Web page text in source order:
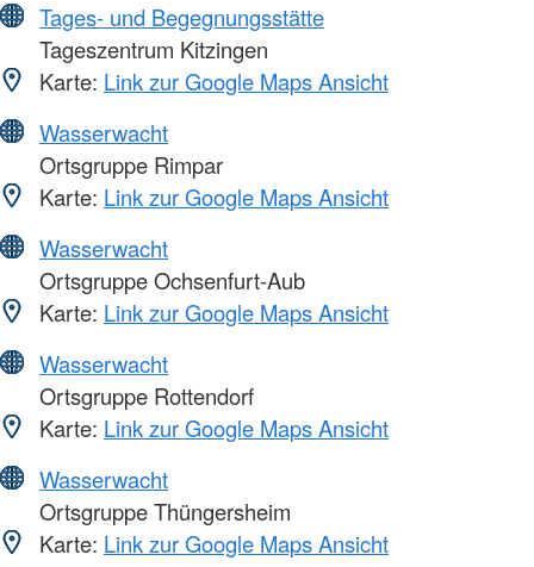
Tages- und Begegnungsstätte
Tageszentrum Kitzingen
Karte: Link zur Google Maps Ansicht
Wasserwacht
Ortsgruppe Rimpar
Karte: Link zur Google Maps Ansicht
Wasserwacht
Ortsgruppe Ochsenfurt-Aub
Karte: Link zur Google Maps Ansicht
Wasserwacht
Ortsgruppe Rottendorf
Karte: Link zur Google Maps Ansicht
Wasserwacht
Ortsgruppe Thüngersheim
Karte: Link zur Google Maps Ansicht